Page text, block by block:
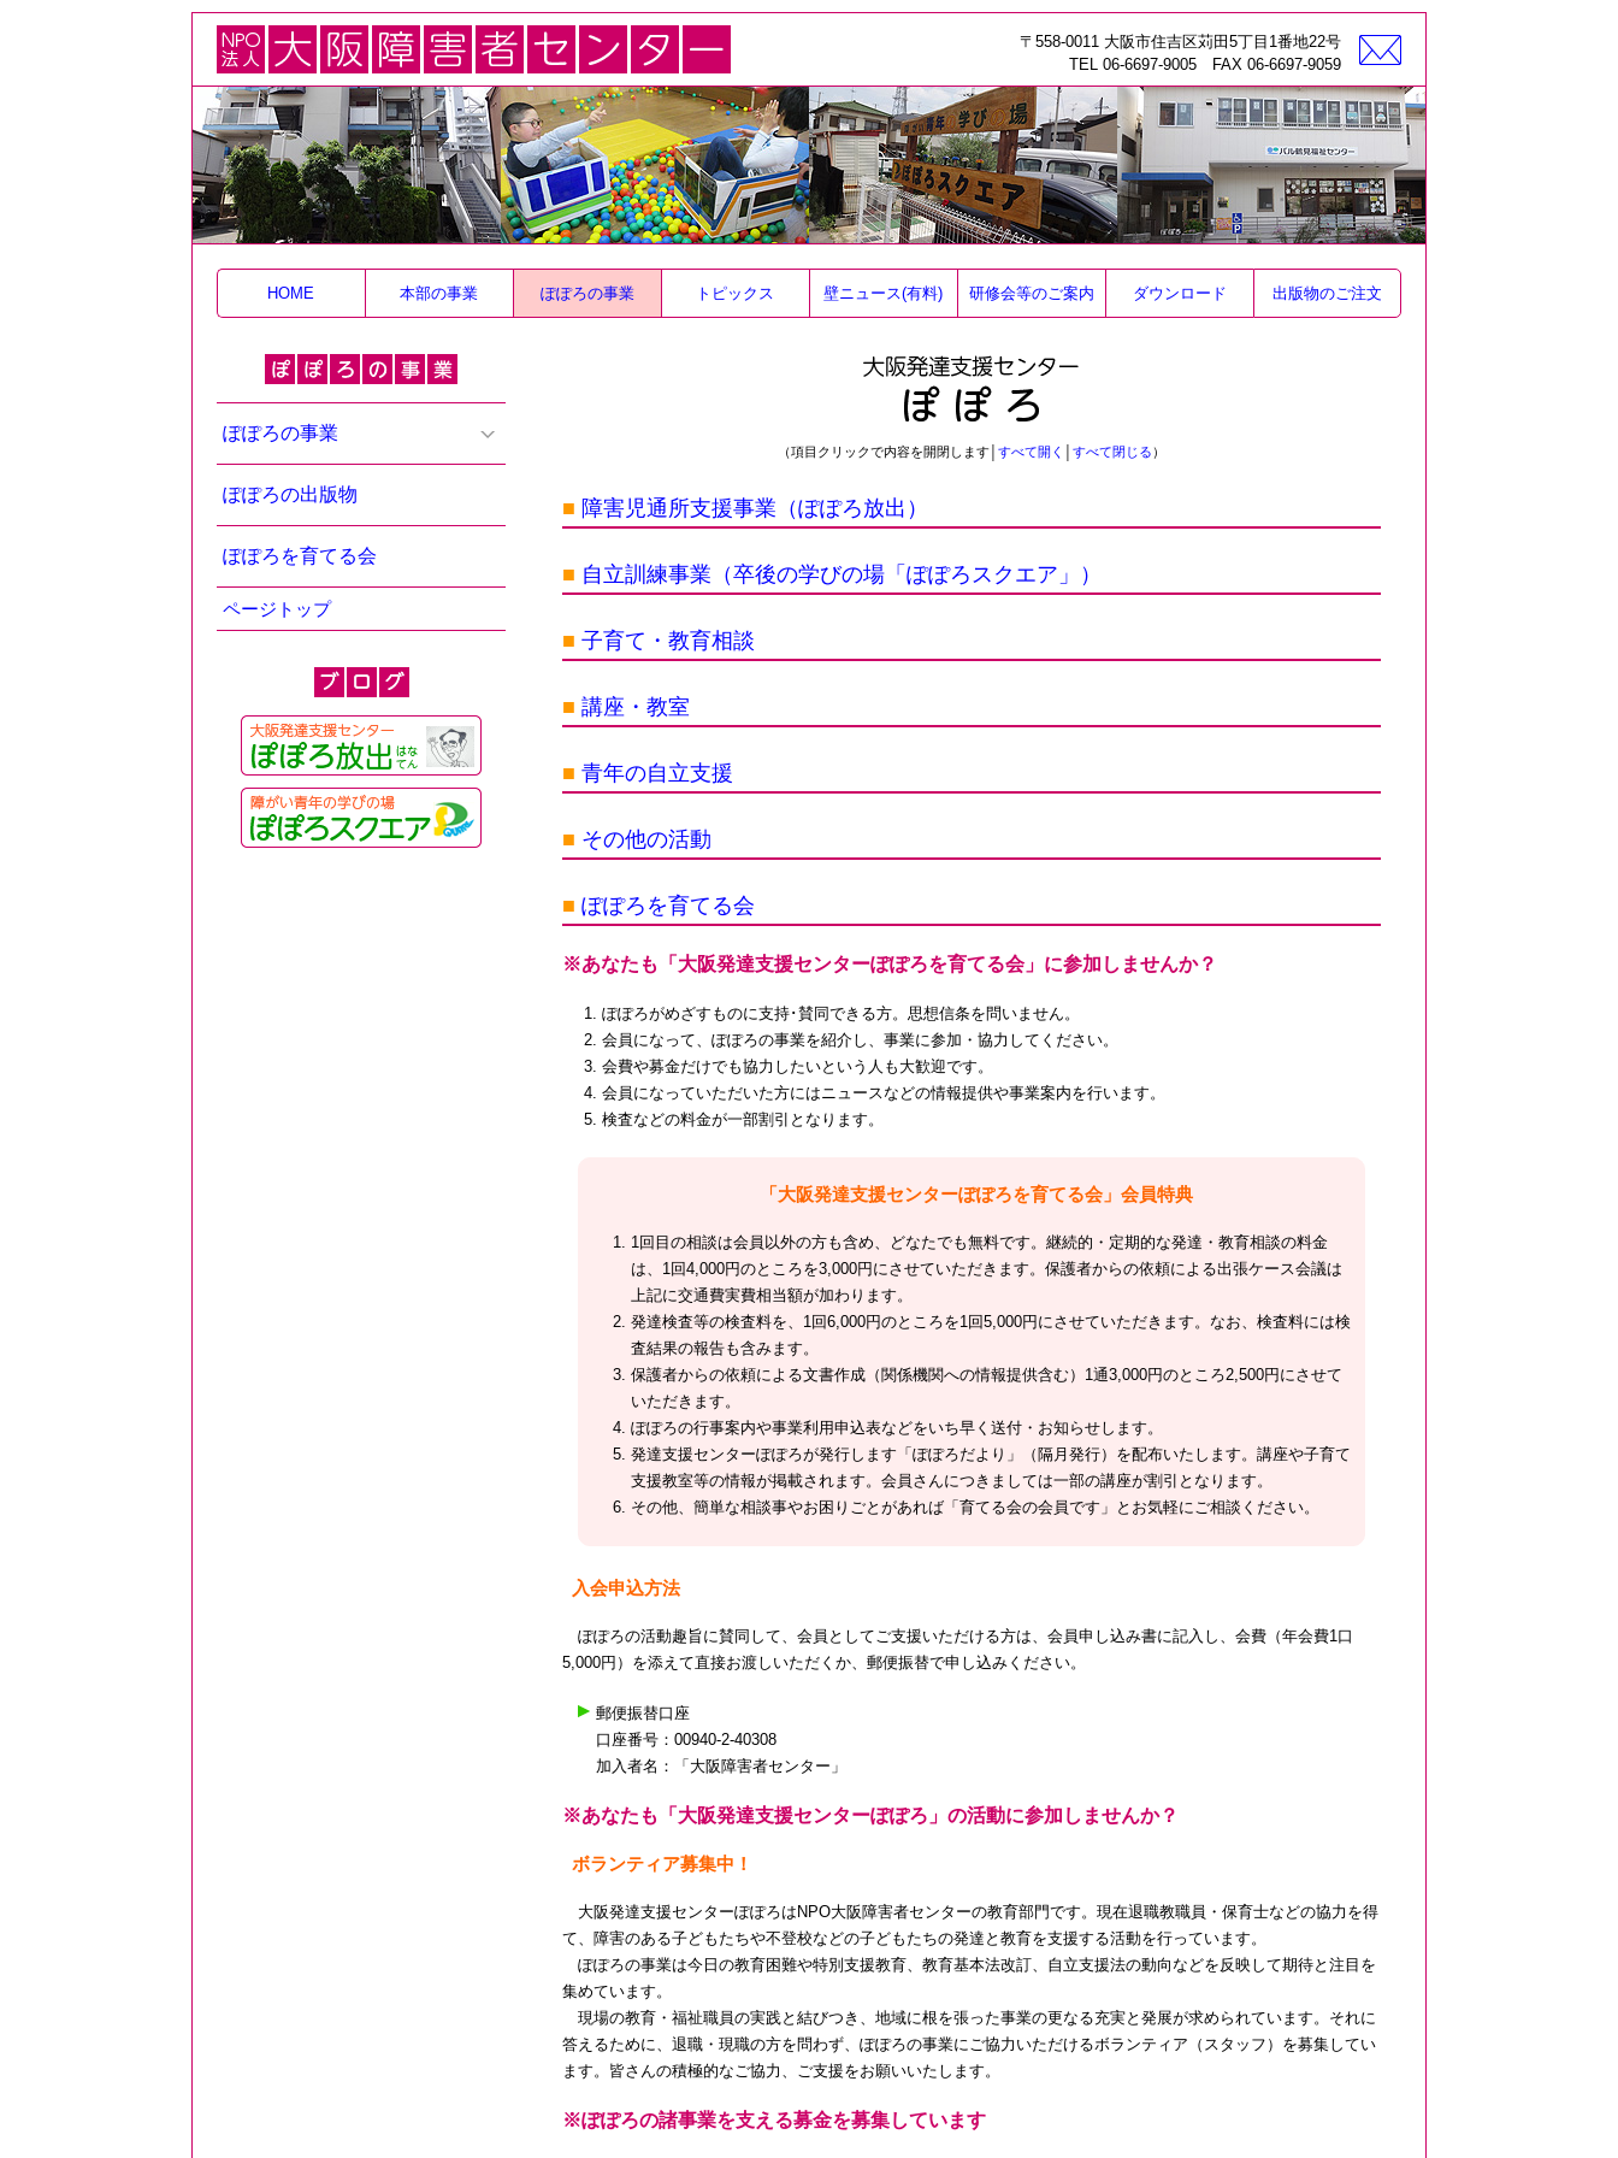
〒558-0011 大阪市住吉区苅田5丁目1番地22号
TEL 06-6697-9005 FAX 06-6697-9059
HOME 本部の事業 ぽぽろの事業 トピックス 壁ニュース(有料) 研修会等のご案内 ダウンロード 出版物のご注文
ぽぽろの事業
ぽぽろの出版物
ぽぽろを育てる会
ページトップ
（項目クリックで内容を開閉します│ すべて開く すべて閉じる）
■ 障害児通所支援事業（ぽぽろ放出）
■ 自立訓練事業（卒後の学びの場「ぽぽろスクエア」）
■ 子育て・教育相談
■ 講座・教室
■ 青年の自立支援
■ その他の活動
■ ぽぽろを育てる会
※あなたも「大阪発達支援センターぽぽろを育てる会」に参加しませんか？
ぽぽろがめざすものに支持･賛同できる方。思想信条を問いません。
会員になって、ぽぽろの事業を紹介し、事業に参加・協力してください。
会費や募金だけでも協力したいという人も大歓迎です。
会員になっていただいた方にはニュースなどの情報提供や事業案内を行います。
検査などの料金が一部割引となります。
「大阪発達支援センターぽぽろを育てる会」会員特典
1回目の相談は会員以外の方も含め、どなたでも無料です。継続的・定期的な発達・教育相談の料金
は、1回4,000円のところを3,000円にさせていただきます。保護者からの依頼による出張ケース会議は
上記に交通費実費相当額が加わります。
発達検査等の検査料を、1回6,000円のところを1回5,000円にさせていただきます。なお、検査料には検
査結果の報告も含みます。
保護者からの依頼による文書作成（関係機関への情報提供含む）1通3,000円のところ2,500円にさせて
いただきます。
ぽぽろの行事案内や事業利用申込表などをいち早く送付・お知らせします。
発達支援センターぽぽろが発行します「ぽぽろだより」（隔月発行）を配布いたします。講座や子育て
支援教室等の情報が掲載されます。会員さんにつきましては一部の講座が割引となります。
その他、簡単な相談事やお困りごとがあれば「育てる会の会員です」とお気軽にご相談ください。
入会申込方法
ぽぽろの活動趣旨に賛同して、会員としてご支援いただける方は、会員申し込み書に記入し、会費（年会費1口
5,000円）を添えて直接お渡しいただくか、郵便振替で申し込みください。
郵便振替口座
口座番号：00940‐2‐40308
加入者名：「大阪障害者センター」
※あなたも「大阪発達支援センターぽぽろ」の活動に参加しませんか？
ボランティア募集中！
大阪発達支援センターぽぽろはNPO大阪障害者センターの教育部門です。現在退職教職員・保育士などの協力を得
て、障害のある子どもたちや不登校などの子どもたちの発達と教育を支援する活動を行っています。
ぽぽろの事業は今日の教育困難や特別支援教育、教育基本法改訂、自立支援法の動向などを反映して期待と注目を
集めています。
現場の教育・福祉職員の実践と結びつき、地域に根を張った事業の更なる充実と発展が求められています。それに
答えるために、退職・現職の方を問わず、ぽぽろの事業にご協力いただけるボランティア（スタッフ）を募集してい
ます。皆さんの積極的なご協力、ご支援をお願いいたします。
※ぽぽろの諸事業を支える募金を募集しています